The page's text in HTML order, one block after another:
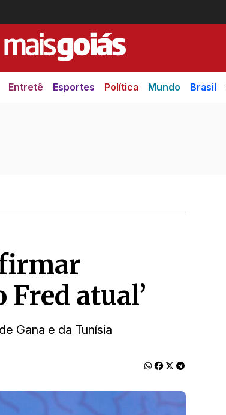
Entretê Esportes Política Mundo Brasil
Fred atual’
Gana e da Tunísia